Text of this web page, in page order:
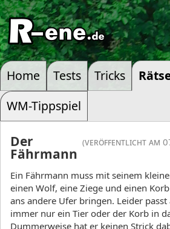
Home Tests Tricks
WM-Tippspiel
(veröffentlicht am
Der
Fährmann
Ein Fährmann muss mit seinem
einen Wolf, eine Ziege und einen
ans andere Ufer bringen. Leider
immer nur ein Tier oder der Korb in
Dummerweise hat er keinen Strick